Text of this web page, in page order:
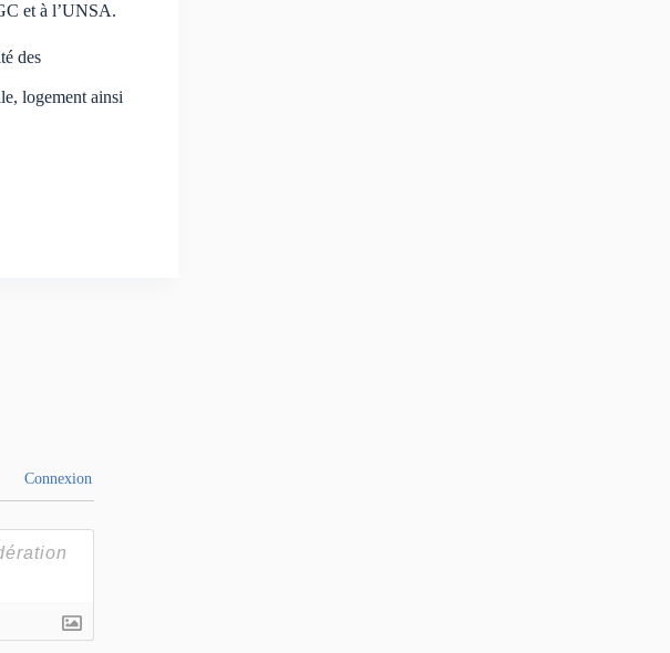
et à l’UNSA.
des
logement ainsi
Connexion